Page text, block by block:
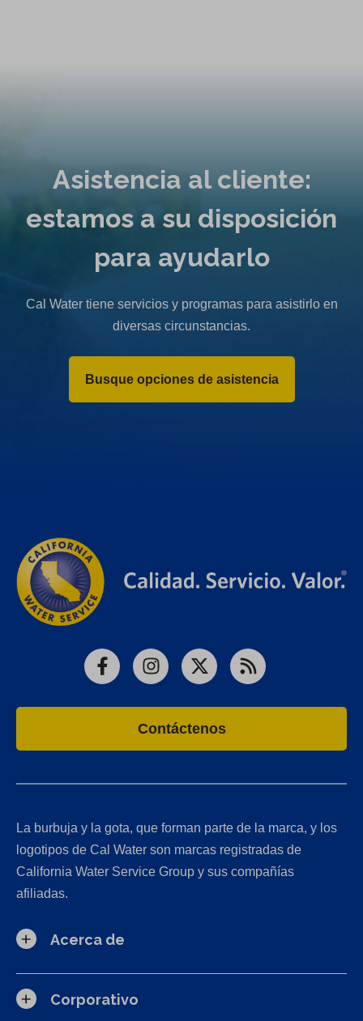
Asistencia al cliente:
estamos a su disposición
para ayudarlo
Cal Water tiene servicios y programas para asistirlo en
diversas circunstancias.
Busque opciones de asistencia
FacebookInstagram
X RSS
Contáctenos
La burbuja y la gota, que forman parte de la marca, y los
logotipos de Cal Water son marcas registradas de
California Water Service Group y sus compañías
afiliadas.
Acerca de
Corporativo